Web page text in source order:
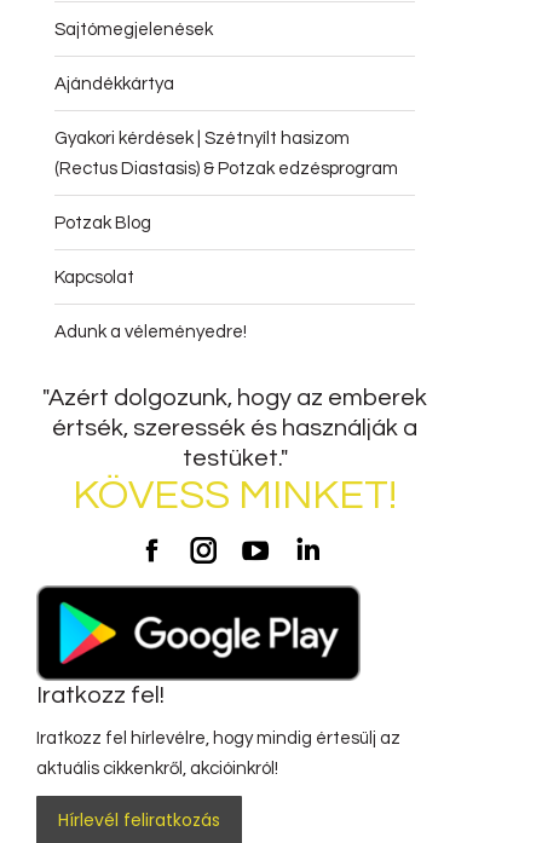
Sajtómegjelenések
Ajándékkártya
Gyakori kérdések | Szétnyílt hasizom
(Rectus Diastasis) & Potzak edzésprogram
Potzak Blog
Kapcsolat
Adunk a véleményedre!
"Azért dolgozunk, hogy az emberek
értsék, szeressék és használják a
testüket."
KÖVESS MINKET!
Potzak
Facebook
Potzak
Instagram
Potzak
Youtube
Potzak
LinkedIn
Iratkozz fel!
Iratkozz fel hírlevélre, hogy mindig értesülj az
aktuális cikkenkről, akcióinkról!
Hírlevél feliratkozás